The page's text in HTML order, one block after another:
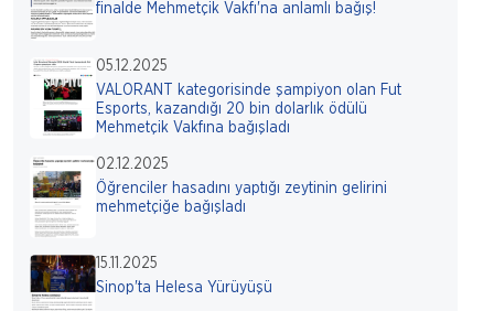
finalde Mehmetçik Vakfı'na anlamlı bağış!
05.12.2025
VALORANT kategorisinde şampiyon olan Fut
Esports, kazandığı 20 bin dolarlık ödülü
Mehmetçik Vakfına bağışladı
02.12.2025
Öğrenciler hasadını yaptığı zeytinin gelirini
mehmetçiğe bağışladı
15.11.2025
Sinop'ta Helesa Yürüyüşü